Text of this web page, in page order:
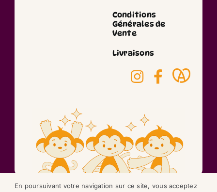
Conditions
Générales de
Vente
Livraisons
En poursuivant votre navigation sur ce site, vous acceptez